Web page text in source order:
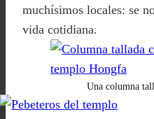
muchísimos locales: se
vida cotidiana.
Una columna